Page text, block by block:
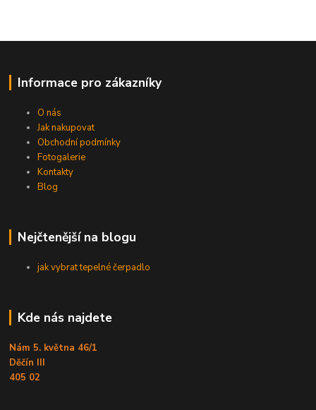
Informace pro zákazníky
O nás
Jak nakupovat
Obchodní podmínky
Fotogalerie
Kontakty
Blog
Nejčtenější na blogu
jak vybrat tepelné čerpadlo
Kde nás najdete
Nám 5. května 46/1
Děčín III
405 02